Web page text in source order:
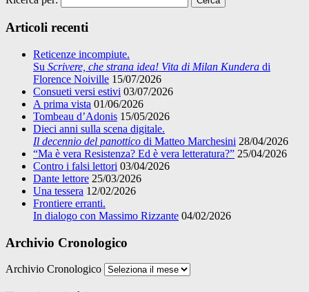
Articoli recenti
Reticenze incompiute.
Su Scrivere, che strana idea! Vita di Milan Kundera di
Florence Noiville 15/07/2026
Consueti versi estivi 03/07/2026
A prima vista 01/06/2026
Tombeau d’Adonis 15/05/2026
Dieci anni sulla scena digitale.
Il decennio del panottico di Matteo Marchesini 28/04/2026
“Ma è vera Resistenza? Ed è vera letteratura?” 25/04/2026
Contro i falsi lettori 03/04/2026
Dante lettore 25/03/2026
Una tessera 12/02/2026
Frontiere erranti.
In dialogo con Massimo Rizzante 04/02/2026
Archivio Cronologico
Archivio Cronologico